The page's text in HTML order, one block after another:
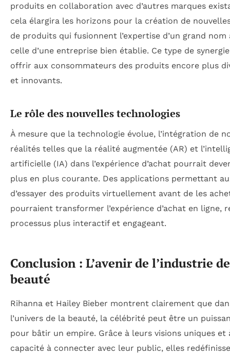
produits en collaboration avec d’autres marques
cela élargira les horizons pour la création de
de produits qui fusionnent l’expertise d’un grand nom
celle d’une entreprise bien établie. Ce type de
offrir aux consommateurs des produits encore plus
et innovants.
Le rôle des nouvelles technologies
À mesure que la technologie évolue, l’intégration de
réalités telles que la réalité augmentée (AR) et
artificielle (IA) dans l’expérience d’achat pourrait
plus en plus courante. Des applications permettant
d’essayer des produits virtuellement avant de les
pourraient transformer l’expérience d’achat en ligne,
processus plus interactif et engageant.
Conclusion : L’avenir de l’industrie
beauté
Rihanna et Hailey Bieber montrent clairement que
l’univers de la beauté, la célébrité peut être un
pour bâtir un empire. Grâce à leurs visions uniques et
capacité à connecter avec leur public, elles